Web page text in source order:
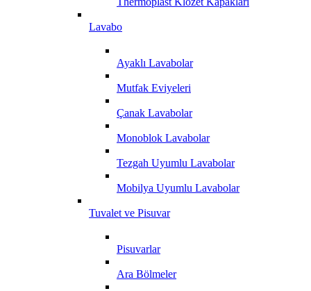
Lavabo
Ayaklı Lavabolar
Mutfak Eviyeleri
Çanak Lavabolar
Monoblok Lavabolar
Tezgah Uyumlu Lavabolar
Mobilya Uyumlu Lavabolar
Tuvalet ve Pisuvar
Pisuvarlar
Ara Bölmeler